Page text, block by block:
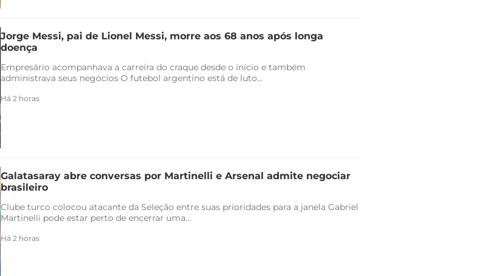
Jorge Messi, pai de Lionel Messi, morre aos 68 anos após longa
doença
Empresário acompanhava a carreira do craque desde o início e também
administrava seus negócios O futebol argentino está de luto...
Há 2 horas
Galatasaray abre conversas por Martinelli e Arsenal admite negociar
brasileiro
Clube turco colocou atacante da Seleção entre suas prioridades para a janela Gabriel
Martinelli pode estar perto de encerrar uma...
Há 2 horas